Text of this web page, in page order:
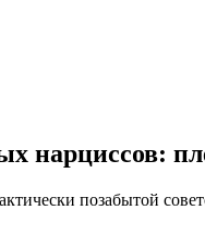
нарциссов:
позабытой